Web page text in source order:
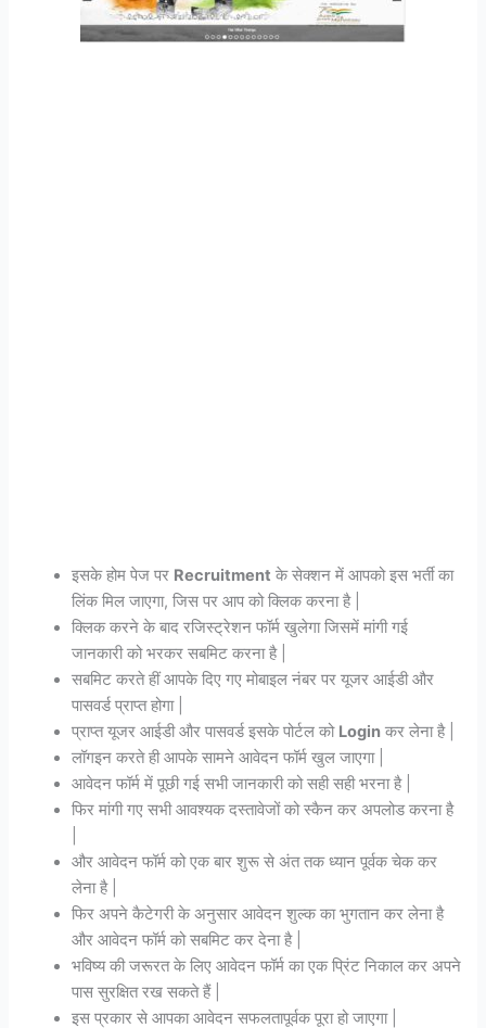
इसके होम पेज पर Recruitment के सेक्शन में आपको इस भर्ती का
लिंक मिल जाएगा, जिस पर आप को क्लिक करना है |
क्लिक करने के बाद रजिस्ट्रेशन फॉर्म खुलेगा जिसमें मांगी गई
जानकारी को भरकर सबमिट करना है |
सबमिट करते हीं आपके दिए गए मोबाइल नंबर पर यूजर आईडी और
पासवर्ड प्राप्त होगा |
प्राप्त यूजर आईडी और पासवर्ड इसके पोर्टल को Login कर लेना है |
लॉगइन करते ही आपके सामने आवेदन फॉर्म खुल जाएगा |
आवेदन फॉर्म में पूछी गई सभी जानकारी को सही सही भरना है |
फिर मांगी गए सभी आवश्यक दस्तावेजों को स्कैन कर अपलोड करना है
और आवेदन फॉर्म को एक बार शुरू से अंत तक ध्यान पूर्वक चेक कर
लेना है |
फिर अपने कैटेगरी के अनुसार आवेदन शुल्क का भुगतान कर लेना है
और आवेदन फॉर्म को सबमिट कर देना है |
भविष्य की जरूरत के लिए आवेदन फॉर्म का एक प्रिंट निकाल कर अपने
पास सुरक्षित रख सकते हैं |
इस प्रकार से आपका आवेदन सफलतापूर्वक पूरा हो जाएगा |